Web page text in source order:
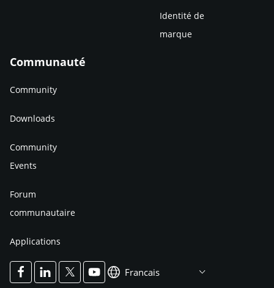
Identité de
marque
Communauté
Community
Downloads
Community
Events
Forum
communautaire
Applications
Francais